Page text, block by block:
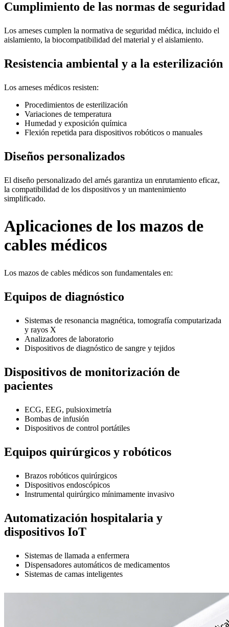
Cumplimiento de las normas de seguridad
Los arneses cumplen la normativa de seguridad médica, incluido el
aislamiento, la biocompatibilidad del material y el aislamiento.
Resistencia ambiental y a la esterilización
Los arneses médicos resisten:
Procedimientos de esterilización
Variaciones de temperatura
Humedad y exposición química
Flexión repetida para dispositivos robóticos o manuales
Diseños personalizados
El diseño personalizado del arnés garantiza un enrutamiento eficaz,
la compatibilidad de los dispositivos y un mantenimiento
simplificado.
Aplicaciones de los mazos de
cables médicos
Los mazos de cables médicos son fundamentales en:
Equipos de diagnóstico
Sistemas de resonancia magnética, tomografía computarizada
y rayos X
Analizadores de laboratorio
Dispositivos de diagnóstico de sangre y tejidos
Dispositivos de monitorización de
pacientes
ECG, EEG, pulsioximetría
Bombas de infusión
Dispositivos de control portátiles
Equipos quirúrgicos y robóticos
Brazos robóticos quirúrgicos
Dispositivos endoscópicos
Instrumental quirúrgico mínimamente invasivo
Automatización hospitalaria y
dispositivos IoT
Sistemas de llamada a enfermera
Dispensadores automáticos de medicamentos
Sistemas de camas inteligentes